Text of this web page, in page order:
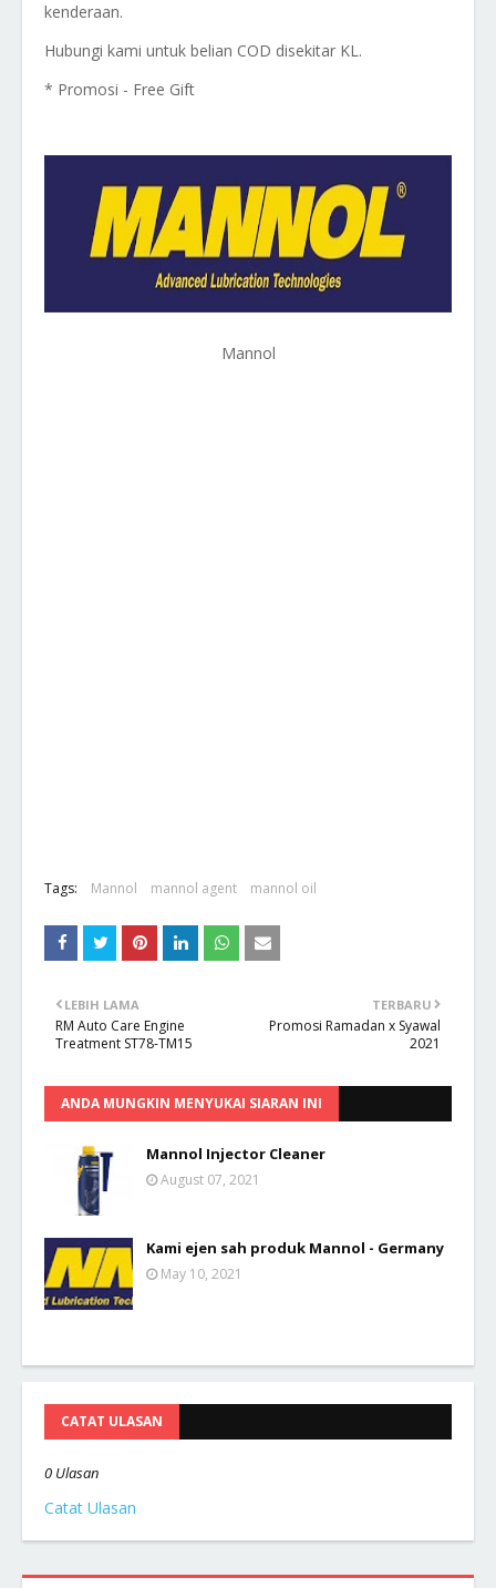
kenderaan.
Hubungi kami untuk belian COD disekitar KL.
* Promosi - Free Gift
Mannol
Tags: Mannol mannol agent mannol oil
TERBARU
Promosi Ramadan x Syawal
2021
LEBIH LAMA
RM Auto Care Engine
Treatment ST78-TM15
ANDA MUNGKIN MENYUKAI SIARAN INI
Mannol Injector Cleaner
August 07, 2021
Kami ejen sah produk Mannol - Germany
May 10, 2021
CATAT ULASAN
0 Ulasan
Catat Ulasan